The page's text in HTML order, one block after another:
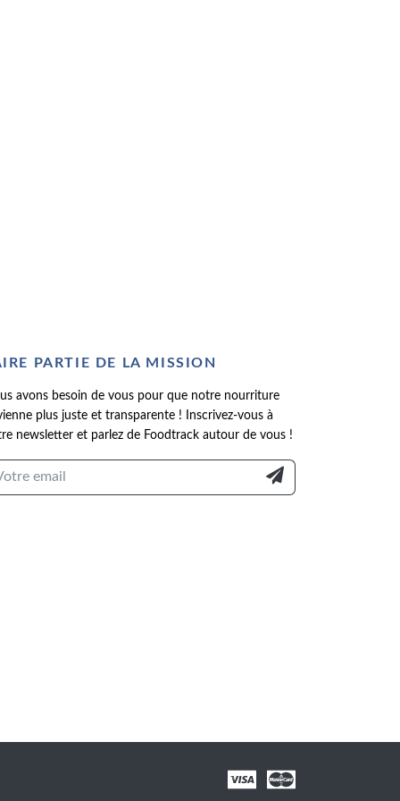
PARTIE DE LA MISSION
avons besoin de vous pour que notre nourriture
plus juste et transparente ! Inscrivez-vous à
newsletter et parlez de Foodtrack autour de vous !